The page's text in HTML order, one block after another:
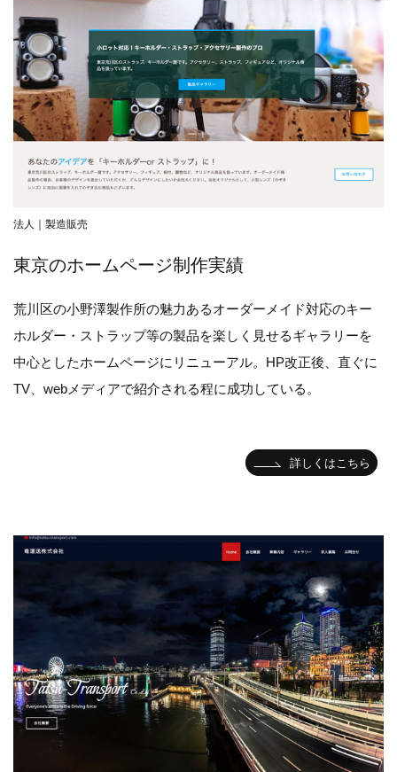
法人｜製造販売
東京のホームページ制作実績
荒川区の小野澤製作所の魅力あるオーダーメイド対応のキー
ホルダー・ストラップ等の製品を楽しく見せるギャラリーを
中心としたホームページにリニューアル。HP改正後、直ぐに
TV、webメディアで紹介される程に成功している。
詳しくはこちら